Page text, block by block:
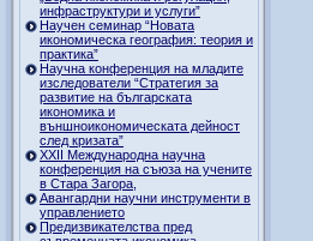
инфраструктури и услуги”
Научен семинар “Новата
икономическа география: теория и
практика”
Научна конференция на младите
изследователи “Стратегия за
развитие на българската
икономика и
външноикономическата дейност
след кризата”
ХХII Международна научна
конференция на съюза на учените
в Стара Загора,
Авангардни научни инструменти в
управлението
Предизвикателства пред